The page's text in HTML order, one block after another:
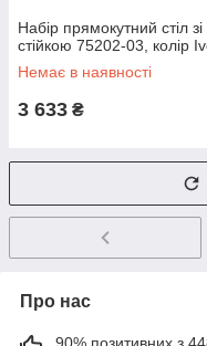
Набір прямокутний стіл зі
стійкою 75202-03, колір
Немає в наявності
3 633 ₴
Про нас